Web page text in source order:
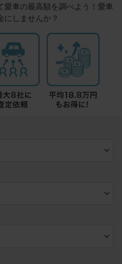
愛車の最高額を調べよう！愛車
にしませんか？